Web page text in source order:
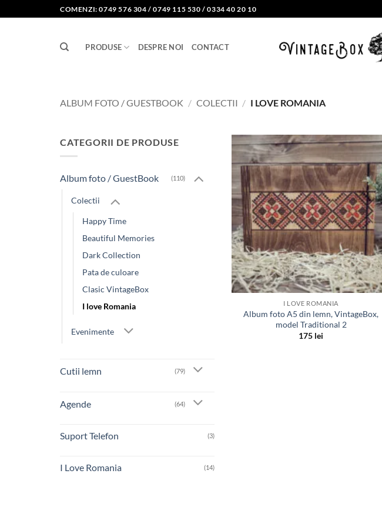
to
COMENZI: 0749 576 304 / 0749 115 530 / 0334 40 20 10
PRODUSE DESPRE NOI CONTACT
ALBUM FOTO / GUESTBOOK / COLECTII / I LOVE ROMANIA
CATEGORII DE PRODUSE
Album foto / GuestBook (110)
Colectii
Happy Time
Beautiful Memories
Dark Collection
Pata de culoare
Clasic VintageBox
I love Romania
Evenimente
Cutii lemn (79)
Agende (64)
Suport Telefon (3)
I Love Romania (14)
Adauga
in lista
de
dorinte
I LOVE ROMANIA
Album foto A5 din lemn, VintageBox,
model Traditional 2
175 lei